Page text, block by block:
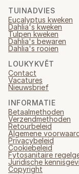
TUINADVIES
Eucalyptus kweken
Dahlia's kweken
Tulpen kweken
Dahlia's bewaren
Dahlia's rooien
LOUKYKVĚT
Contact
Vacatures
Nieuwsbrief
INFORMATIE
Betaalmethoden
Verzendmethoden
Retourbeleid
Algemene
Privacybeleid
Cookiebeleid
Fytosanitaire
Juridische
Copyright